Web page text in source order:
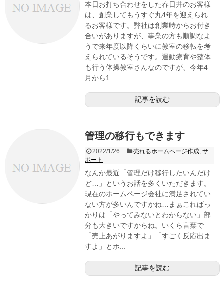
本日お打ち合わせをした春日井のお客様
は、創業してもうすぐ丸4年を迎えられ
るお客様です。弊社は創業時からお付き
合いがありますが、事業の方も順調なよ
うで来年度以降くらいに教室の移転を考
えられているそうです。運動療育や整体
も行う体操教室さんなのですが、今年4
月から1...
記事を読む
管理の移行もできます
2022/1/26 売れるホームページ作成,サ
ポート
なんか最近「管理だけ移行したいんだけ
ど…」というお話を多くいただきます。
現在のホームページ会社に満足されてい
ない方が多いんですかね…まぁこればっ
かりは「やってみないとわからない」部
分も大きいですからね。いくら言葉で
「売上あがりますよ」「すごく反応出ま
すよ」とホ...
記事を読む